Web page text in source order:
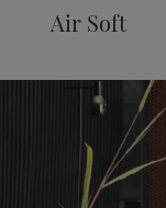
Air Soft